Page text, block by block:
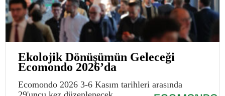
Ekolojik Dönüşümün Geleceği
Ecomondo 2026’da
Ecomondo 2026 3-6 Kasım tarihleri arasında